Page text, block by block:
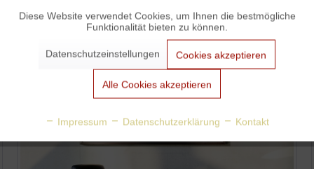
Aktiv
Aktiv
Personalisierung Aktiv
Diese Website verwendet Cookies, um Ihnen die bestmögliche
Funktionalität bieten zu können.
Datenschutzeinstellungen Cookies akzeptieren
Alle Cookies akzeptieren
Impressum Datenschutzerklärung Kontakt